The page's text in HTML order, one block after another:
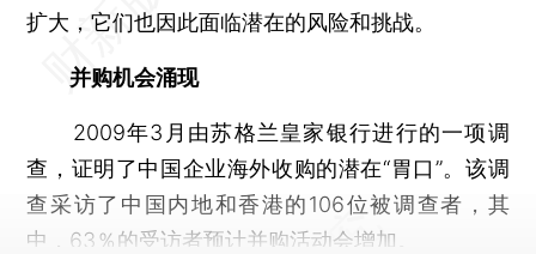
扩大，它们也因此面临潜在的风险和挑战。
并购机会涌现
2009年3月由苏格兰皇家银行进行的一项调
查，证明了中国企业海外收购的潜在“胃口”。该调
查采访了中国内地和香港的106位被调查者，其
中，63％的受访者预计并购活动会增加。